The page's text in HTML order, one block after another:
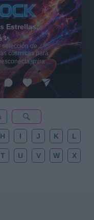
Estrellas:
selección de
cósmicas para
mira
cero. 💾 ¡Guarda
estrellada!
H I J K L
T U V W X